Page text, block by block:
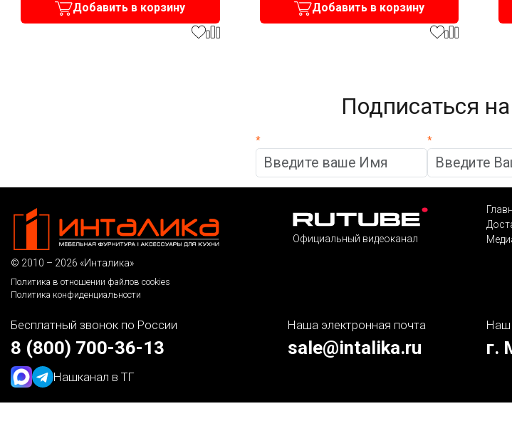
Добавить в корзину Добавить в корзину
Подписаться
* *
© 2010 – 2026 «Инталика»
Политика в отношении файлов cookies
Политика конфиденциальности
Официальный видеоканал
Бесплатный звонок по России
8 (800) 700-36-13
Нашканал в ТГ
Наша электронная почта
sale@intalika.ru
Наш
г.